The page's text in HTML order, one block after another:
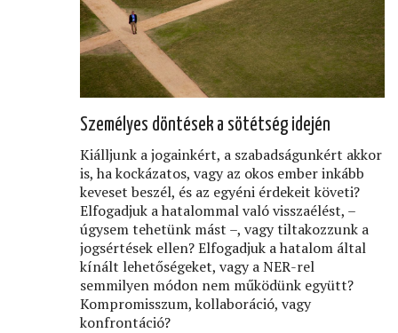
Személyes döntések a sötétség idején
Kiálljunk a jogainkért, a szabadságunkért akkor
is, ha kockázatos, vagy az okos ember inkább
keveset beszél, és az egyéni érdekeit követi?
Elfogadjuk a hatalommal való visszaélést, –
úgysem tehetünk mást –, vagy tiltakozzunk a
jogsértések ellen? Elfogadjuk a hatalom által
kínált lehetőségeket, vagy a NER-rel
semmilyen módon nem működünk együtt?
Kompromisszum, kollaboráció, vagy
konfrontáció?